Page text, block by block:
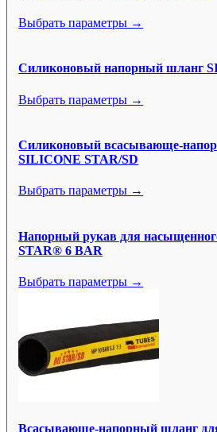
Выбрать параметры →
Силиконовый напорный шланг
Выбрать параметры →
Силиконовый всасывающе-
SILICONE STAR/SD
Выбрать параметры →
Напорный рукав для
STAR® 6 BAR
Выбрать параметры →
Всасывающе-напорный шланг